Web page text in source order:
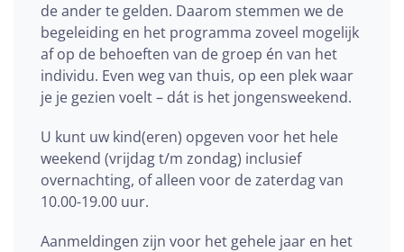
de ander te gelden. Daarom stemmen we de
begeleiding en het programma zoveel mogelijk
af op de behoeften van de groep én van het
individu. Even weg van thuis, op een plek waar
je je gezien voelt – dát is het jongensweekend.
U kunt uw kind(eren) opgeven voor het hele
weekend (vrijdag t/m zondag) inclusief
overnachting, of alleen voor de zaterdag van
10.00-19.00 uur.
Aanmeldingen zijn voor het gehele jaar en het